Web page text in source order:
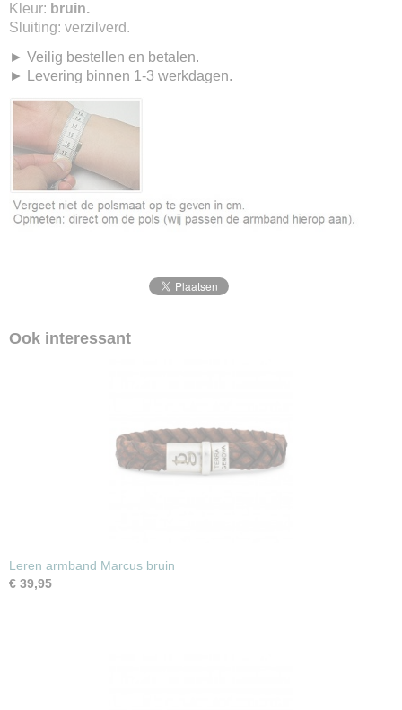
Kleur: bruin.
Sluiting: verzilverd.
► Veilig bestellen en betalen.
► Levering binnen 1-3 werkdagen.
Ook interessant
Leren armband Marcus bruin
€ 39,95